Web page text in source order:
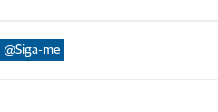
@Siga-me